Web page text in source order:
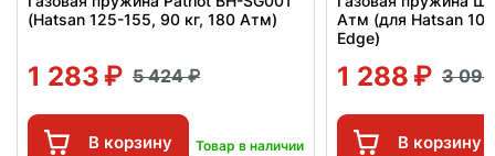
(Hatsan 125-155, 90 кг, 180 Атм)
1 283 5 424
В корзину Товар в наличии
Атм (для Hatsan
Edge)
1 288 3
В корзину